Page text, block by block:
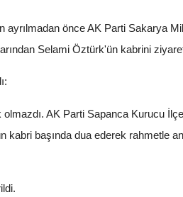
ayrılmadan önce AK Parti Sakarya
Selami Öztürk'ün kabrini
AK Parti Sapanca Kurucu İlçe
kabri başında dua ederek rahmetle